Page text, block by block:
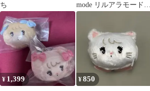
ち
mode リルアラモード
mikko ミニがまぐち
¥ 1,399 ¥850